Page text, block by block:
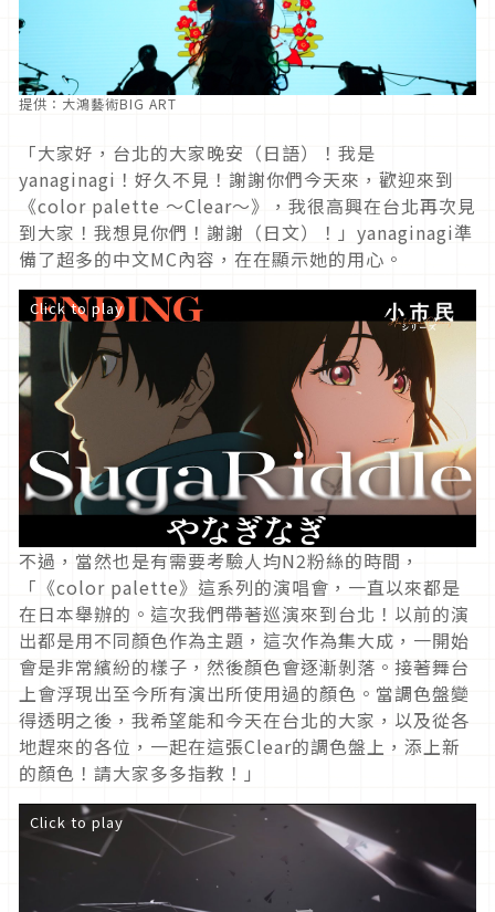
提供：大鴻藝術BIG ART
「大家好，台北的大家晚安（日語）！我是
yanaginagi！好久不見！謝謝你們今天來，歡迎來到
《color palette ～Clear～》，我很高興在台北再次見
到大家！我想見你們！謝謝（日文）！」yanaginagi準
備了超多的中文MC內容，在在顯示她的用心。
Click to play
不過，當然也是有需要考驗人均N2粉絲的時間，
「《color palette》這系列的演唱會，一直以來都是
在日本舉辦的。這次我們帶著巡演來到台北！以前的演
出都是用不同顏色作為主題，這次作為集大成，一開始
會是非常繽紛的樣子，然後顏色會逐漸剝落。接著舞台
上會浮現出至今所有演出所使用過的顏色。當調色盤變
得透明之後，我希望能和今天在台北的大家，以及從各
地趕來的各位，一起在這張Clear的調色盤上，添上新
的顏色！請大家多多指教！」
Click to play